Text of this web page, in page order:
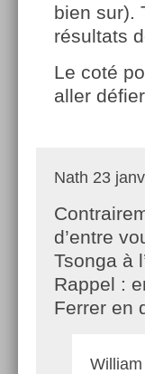
bien sur).
résultats
Le coté
aller
Nath 23
d’entre
Tsonga à
Rappel :
Ferrer en
William